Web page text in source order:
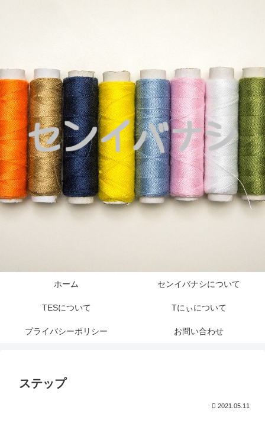
ホーム センイバナシについて
TESについて Tにぃについて
プライバシーポリシー お問い合わせ
ステップ
2021.05.11